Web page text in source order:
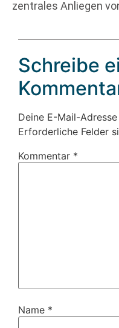
zentrales Anliegen
Schreibe
Deine E-Mail-
Erforderliche Felder
Kommentar *
Name *